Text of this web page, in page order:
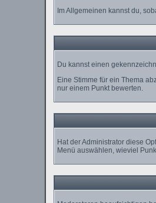
Im Allgemeinen kannst du,
Du kannst einen
Eine Stimme für ein Thema
nur einem Punkt bewerten.
Hat der Administrator diese
Menü auswählen, wieviel